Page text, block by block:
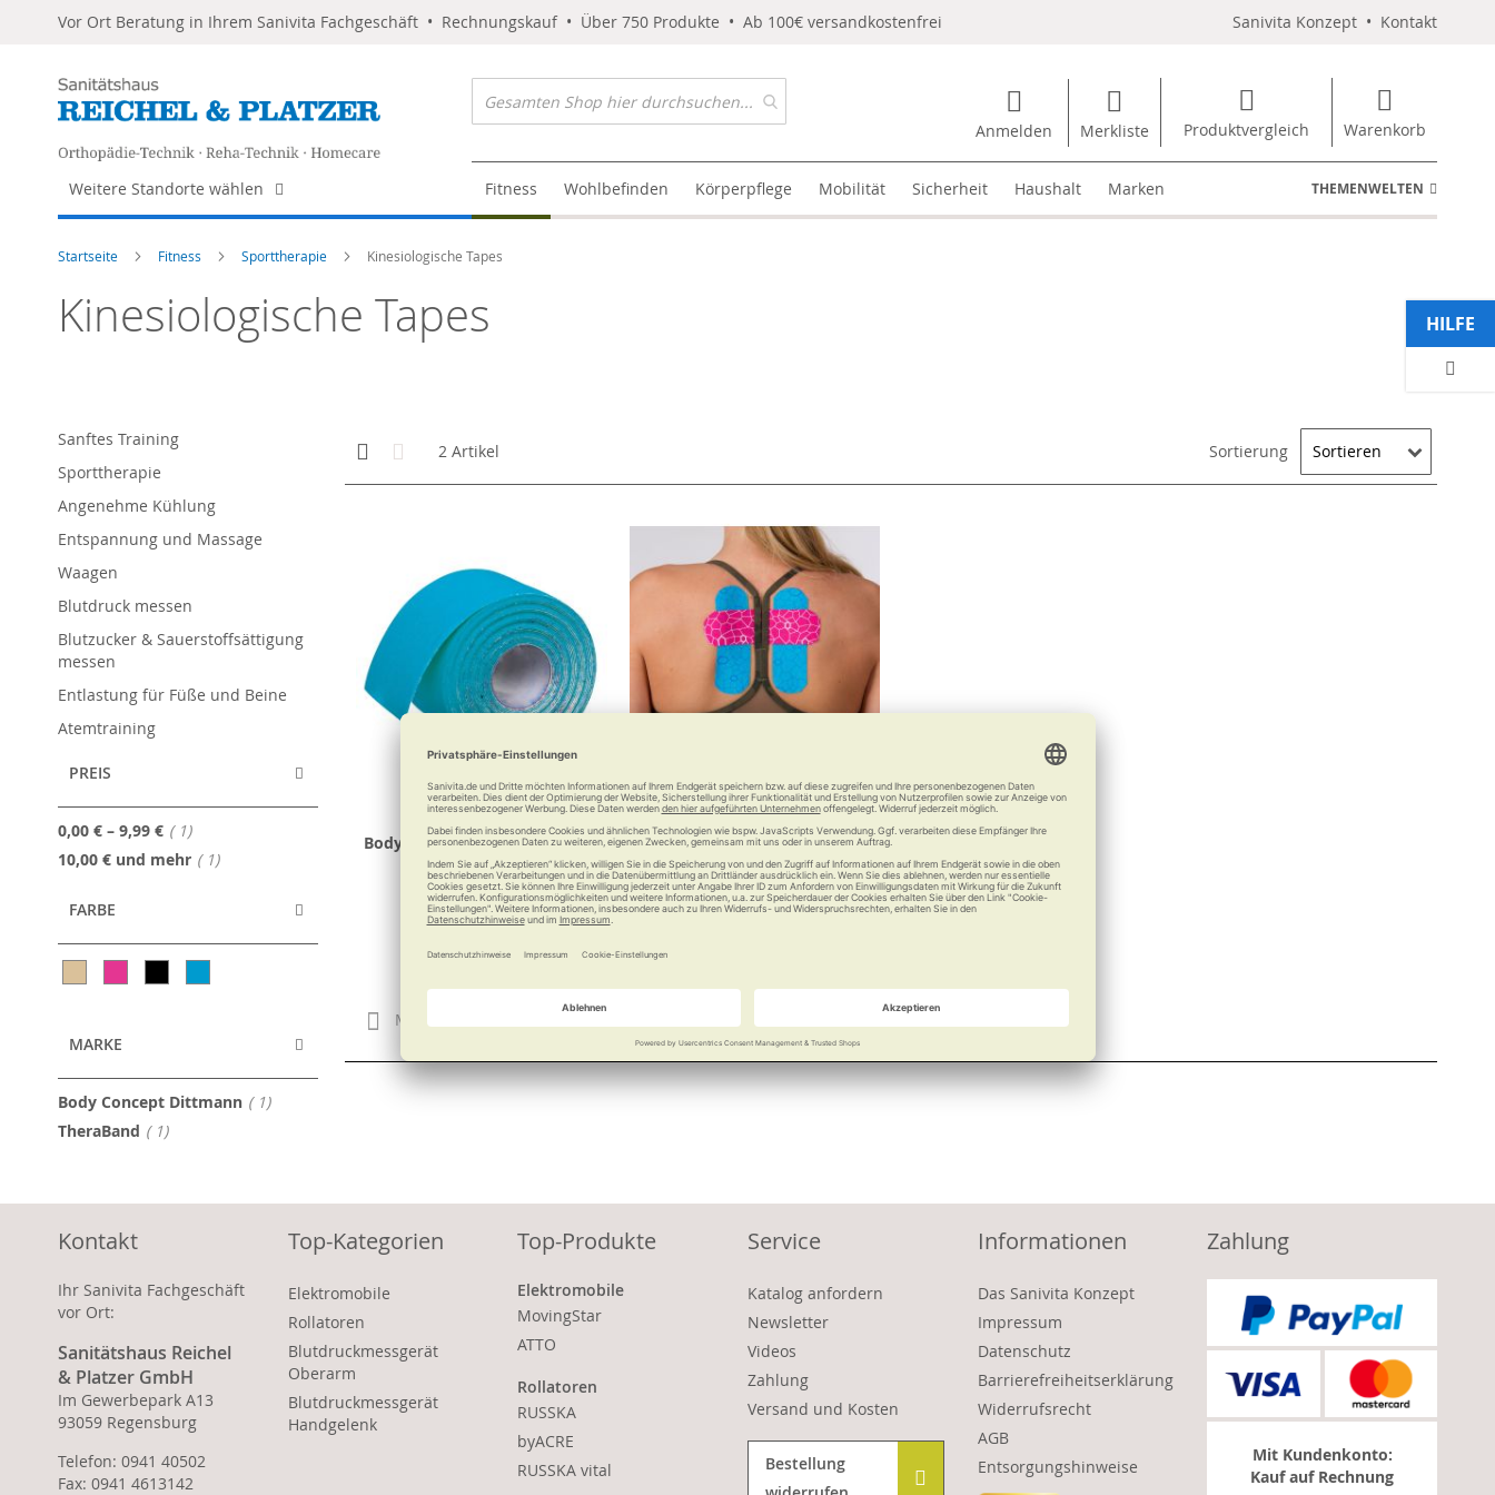
Vor Ort Beratung in Ihrem Sanivita Fachgeschäft • Rechnungskauf • Über 750 Produkte • Ab 100€ versandkostenfrei Sanivita Konzept • Kontakt
Anmelden Merkliste Produktvergleich Warenkorb
Weitere Standorte wählen Fitness Wohlbefinden Körperpflege Mobilität Sicherheit Haushalt Marken THEMENWELTEN
Startseite Fitness Sporttherapie Kinesiologische Tapes
Kinesiologische Tapes
Anzeigen
als
Kachelansicht
2 Artikel Sortierung
Body Concept Kinesiologisches
D-Tape Rolle
Merken
TheraBand Kinesiology Tape
Rolle
Sanftes Training
Sporttherapie
Angenehme Kühlung
Entspannung und Massage
Waagen
Blutdruck messen
Blutzucker & Sauerstoffsättigung
messen
Entlastung für Füße und Beine
Atemtraining
PREIS
0,00 € – 9,99 € 1Artikel
10,00 € und mehr 1Artikel
FARBE
MARKE
Body Concept Dittmann 1Artikel
TheraBand 1Artikel
HILFE
Kontakt
Ihr Sanivita Fachgeschäft
vor Ort:
Sanitätshaus Reichel
& Platzer GmbH
Im Gewerbepark A13
93059 Regensburg
Telefon: 0941 40502
Fax: 0941 4613142
Top-Kategorien
Elektromobile
Rollatoren
Blutdruckmessgerät
Oberarm
Blutdruckmessgerät
Handgelenk
Top-Produkte
Elektromobile
MovingStar
ATTO
Rollatoren
RUSSKA
byACRE
RUSSKA vital
Service
Katalog anfordern
Newsletter
Videos
Zahlung
Versand und Kosten
Bestellung
Informationen
Das Sanivita Konzept
Impressum
Datenschutz
Barrierefreiheitserklärung
Widerrufsrecht
AGB
Entsorgungshinweise
Zahlung
Mit Kundenkonto:
Kauf auf Rechnung